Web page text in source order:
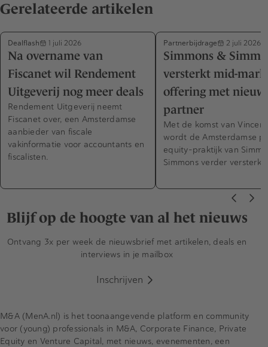
Gerelateerde artikelen
Dealflash 1 juli 2026
Na overname van
Fiscanet wil Rendement
Uitgeverij nog meer deals
Rendement Uitgeverij neemt
Fiscanet over, een Amsterdamse
aanbieder van fiscale
vakinformatie voor accountants en
fiscalisten.
Partnerbijdrage 2 juli 2026
Simmons &
versterkt mid-
offering met
partner
Met de komst van
wordt de Amsterdamse
equity-praktijk van
Simmons verder versterkt.
Blijf op de hoogte van al het nieuws
Ontvang 3x per week de nieuwsbrief met artikelen, deals en
interviews in je mailbox
Inschrijven
M&A (MenA.nl) is het toonaangevende platform en community
voor (young) professionals in M&A, Corporate Finance, Private
Equity en Venture Capital, met nieuws, evenementen, een